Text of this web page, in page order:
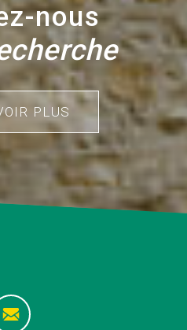
nous
PLUS